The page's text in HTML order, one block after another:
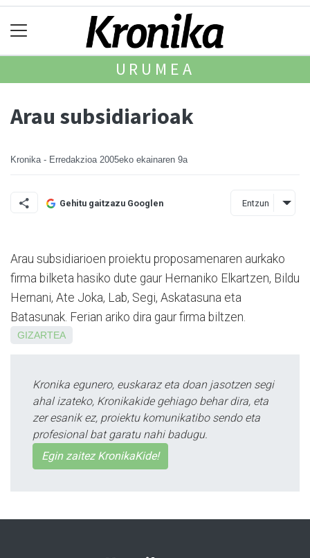
URUMEA
Arau subsidiarioak
Kronika - Erredakzioa 2005eko ekainaren 9a
Gehitu gaitzazu Googlen Entzun
Arau subsidiarioen proiektu proposamenaren aurkako
firma bilketa hasiko dute gaur Hernaniko Elkartzen, Bildu
Hernani, Ate Joka, Lab, Segi, Askatasuna eta
Batasunak. Ferian ariko dira gaur firma biltzen.
GIZARTEA
Kronika egunero, euskaraz eta doan jasotzen segi
ahal izateko, Kronikakide gehiago behar dira, eta
zer esanik ez, proiektu komunikatibo sendo eta
profesional bat garatu nahi badugu.
Egin zaitez KronikaKide!